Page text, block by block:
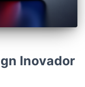
Inovador